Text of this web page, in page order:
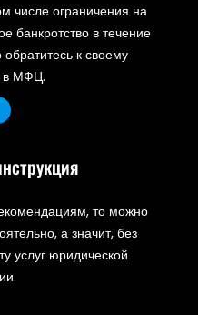
числе ограничения на
банкротство в течение
к своему
в МФЦ.
то можно
а значит, без
услуг юридической